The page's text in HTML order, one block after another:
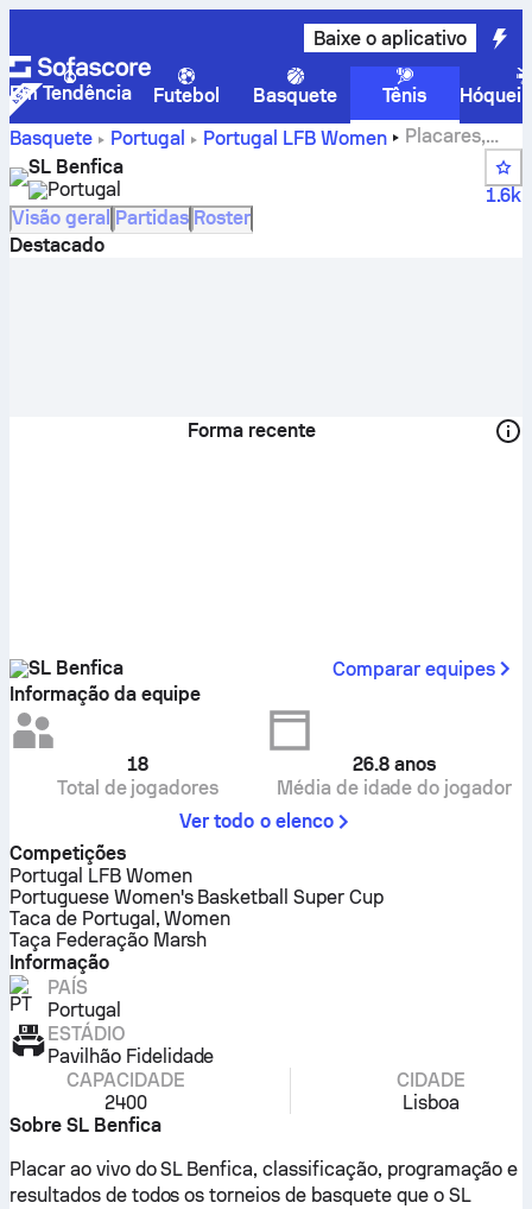
Baixe o aplicativo
Em Tendência Futebol Basquete Tênis
Hóquei
Basquete
Portugal Portugal LFB Women
Placares,
classificação, programação e jogadores do SL Benfica
SL Benfica
Portugal
1.6k
Visão geral Partidas Roster
Destacado
Forma recente
SL Benfica
Comparar equipes
Informação da equipe
18
Total de jogadores
26.8 anos
Média de idade do jogador
Ver todo o elenco
Competições
Portugal LFB Women
Portuguese Women's Basketball Super Cup
Taca de Portugal, Women
Taça Federação Marsh
Informação
PAÍS
Portugal
ESTÁDIO
Pavilhão Fidelidade
CAPACIDADE
2400
CIDADE
Lisboa
Sobre SL Benfica
Placar ao vivo do SL Benfica, classificação, programação e
resultados de todos os torneios de basquete que o SL